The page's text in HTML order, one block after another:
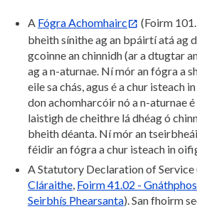
A Fógra Achomhairc
(Foirm
bheith sínithe ag an bpáirtí atá ag
gcoinne an chinnidh (ar a dtugtar
ag a n-aturnae. Ní mór an fógra a
eile sa chás, agus é a chur isteach
don achomharcóir nó a n-aturnae é
laistigh de cheithre lá dhéag ó
bheith déanta. Ní mór an
féidir an fógra a chur isteach in
A Statutory Declaration of Service
Cláraithe, Foirm 41.02 -
Seirbhís Phearsanta). San fhoirm